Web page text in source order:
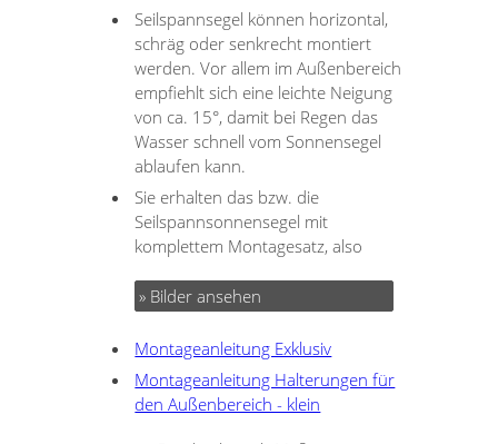
Seilspannsegel können horizontal,
schräg oder senkrecht montiert
werden. Vor allem im Außenbereich
empfiehlt sich eine leichte Neigung
von ca. 15°, damit bei Regen das
Wasser schnell vom Sonnensegel
ablaufen kann.
Sie erhalten das bzw. die
Seilspannsonnensegel mit
komplettem Montagesatz, also
» Bilder ansehen
Montageanleitung Exklusiv
Montageanleitung Halterungen für
den Außenbereich - klein